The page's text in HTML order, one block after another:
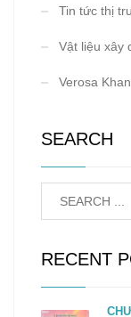
Tin tức thị
Vật liệu xây
Verosa
SEARCH
RECENT